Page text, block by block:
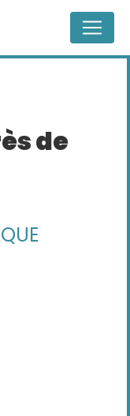
de